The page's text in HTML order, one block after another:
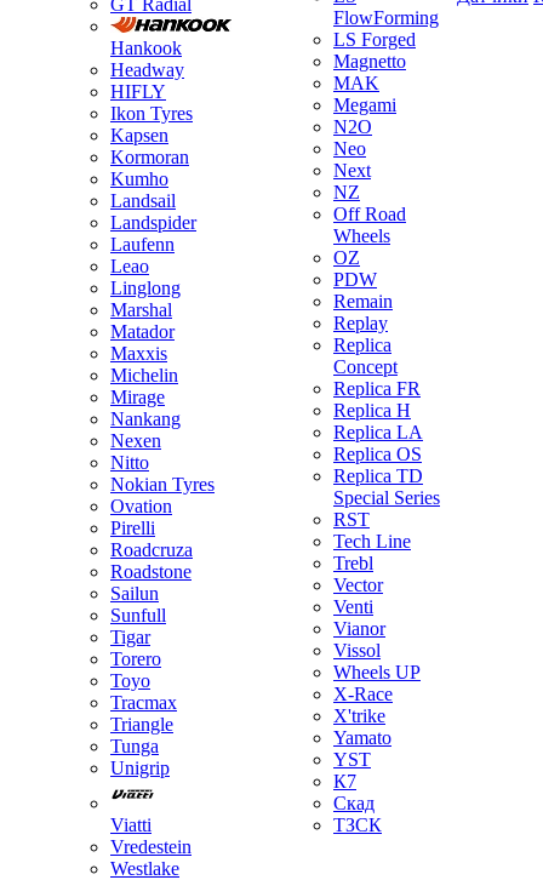
GT Radial
Hankook
Headway
HIFLY
Ikon Tyres
Kapsen
Kormoran
Kumho
Landsail
Landspider
Laufenn
Leao
Linglong
Marshal
Matador
Maxxis
Michelin
Mirage
Nankang
Nexen
Nitto
Nokian Tyres
Ovation
Pirelli
Roadcruza
Roadstone
Sailun
Sunfull
Tigar
Torero
Toyo
Tracmax
Triangle
Tunga
Unigrip
Viatti
Vredestein
Westlake
FlowForming
LS Forged
Magnetto
MAK
Megami
N2O
Neo
Next
NZ
Off Road
Wheels
OZ
PDW
Remain
Replay
Replica
Concept
Replica FR
Replica H
Replica LA
Replica OS
Replica TD
Special Series
RST
Tech Line
Trebl
Vector
Venti
Vianor
Vissol
Wheels UP
X-Race
X'trike
Yamato
YST
К7
Скад
ТЗСК